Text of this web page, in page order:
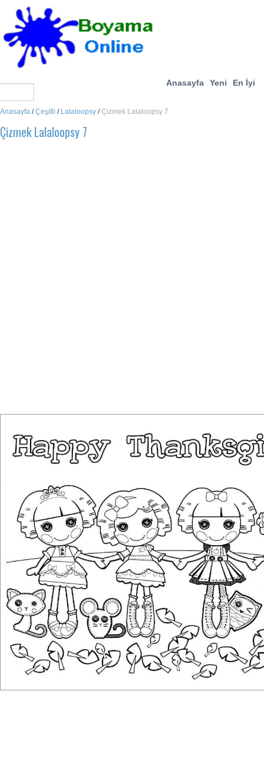
Anasayfa Yeni En İyi
Anasayfa /Çeşitli / Lalaloopsy /Çizmek Lalaloopsy 7
Çizmek Lalaloopsy 7